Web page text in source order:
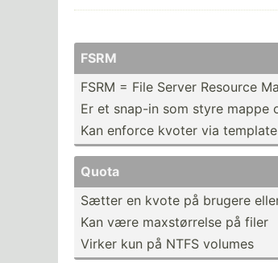
FSRM
FSRM = File Server Resource
Er et snap-in som styre mappe
Kan enforce kvoter via
Quota
Sætter en kvote på brugere
Kan være maxstø­rrelse på filer
Virker kun på NTFS volumes